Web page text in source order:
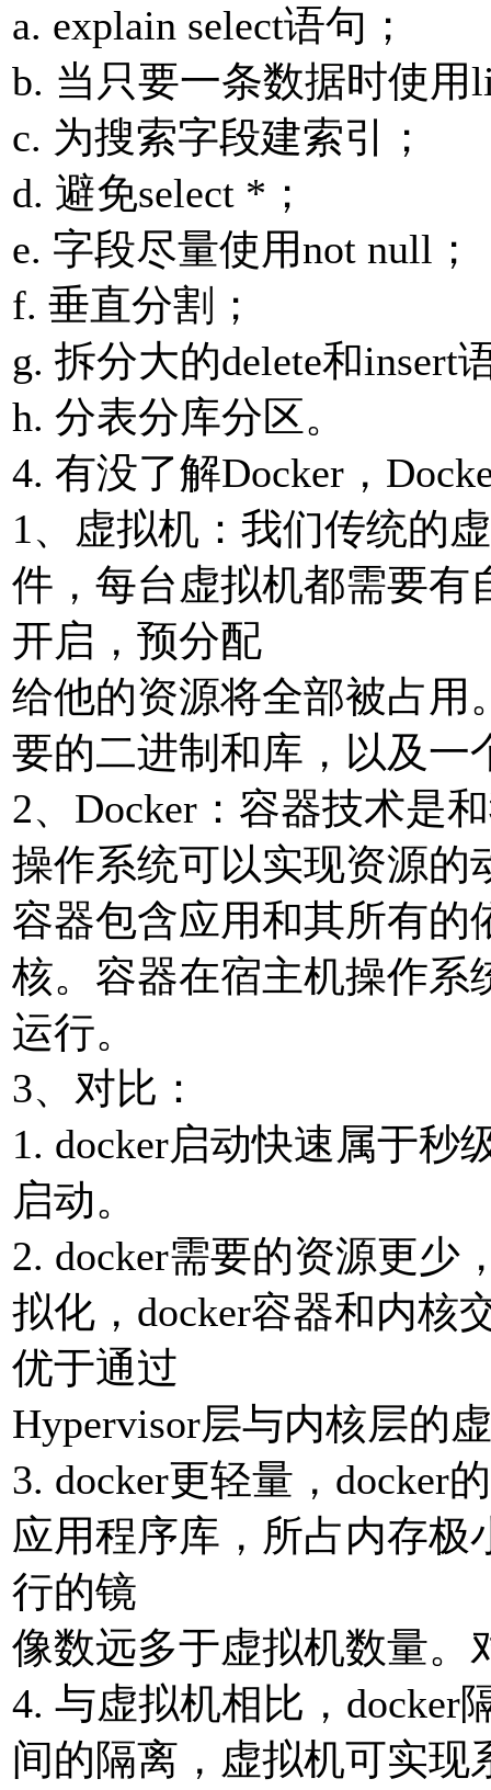
a. explain select语句；
b. 当只要⼀条数据时使⽤
c. 为搜索字段建索引；
d. 避免select *；
e. 字段尽量使⽤not null；
f. 垂直分割；
g. 拆分⼤的delete和insert
h. 分表分库分区。
4. 有没了解Docker，
1、虚拟机：我们传统的
件，每台虚拟机都需要有
开启，预分配
给他的资源将全部被占⽤
要的⼆进制和库，以及⼀
2、Docker：容器技术是
操作系统可以实现资源的
容器包含应⽤和其所有的
核。容器在宿主机操作系
运⾏。
3、对⽐：
1. docker启动快速属于秒
启动。
2. docker需要的资源更少
拟化，docker容器和内核
优于通过
Hypervisor层与内核层的
3. docker更轻量，docker
应⽤程序库，所占内存极
⾏的镜
像数远多于虚拟机数量。
4. 与虚拟机相⽐，docker
间的隔离，虚拟机可实现